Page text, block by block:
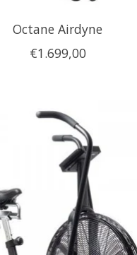
Octane Airdyne
€1.699,00